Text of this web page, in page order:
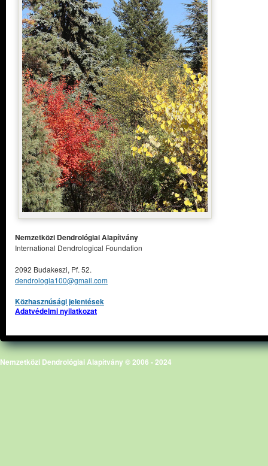
Nemzetközi Dendrológiai Alapítvány
International Dendrological Foundation
2092 Budakeszi, Pf. 52.
dendrologia100@gmail.com
Közhasznúsági jelentések
Adatvédelmi nyilatkozat
Nemzetközi Dendrológiai Alapítvány © 2006 - 2024